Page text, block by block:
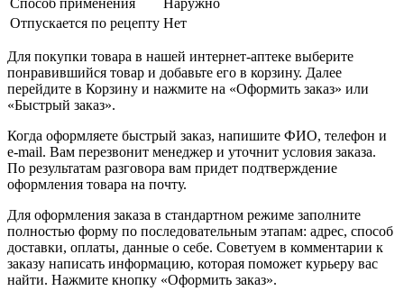
Отпускается по рецепту Нет
Для покупки товара в нашей интернет-аптеке выберите
понравившийся товар и добавьте его в корзину. Далее
перейдите в Корзину и нажмите на «Оформить заказ» или
«Быстрый заказ».
Когда оформляете быстрый заказ, напишите ФИО, телефон и
e-mail. Вам перезвонит менеджер и уточнит условия заказа.
По результатам разговора вам придет подтверждение
оформления товара на почту.
Для оформления заказа в стандартном режиме заполните
полностью форму по последовательным этапам: адрес, способ
доставки, оплаты, данные о себе. Советуем в комментарии к
заказу написать информацию, которая поможет курьеру вас
найти. Нажмите кнопку «Оформить заказ».